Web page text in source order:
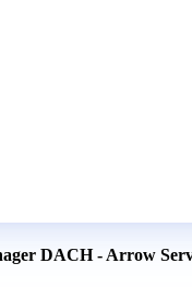
DACH - Arrow